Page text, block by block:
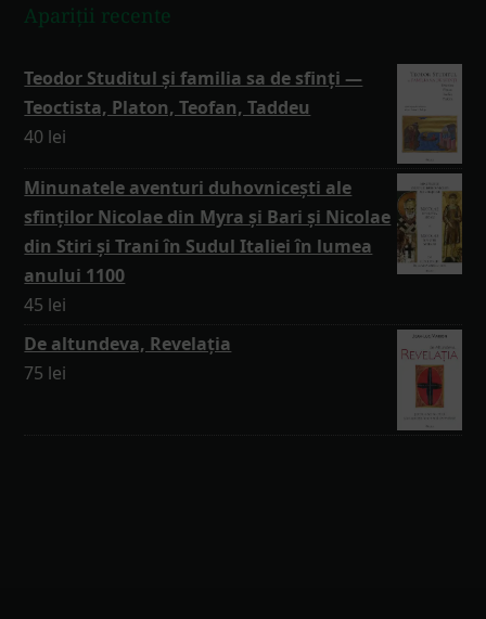
Apariții recente
Teodor Studitul și familia sa de sfinți —
Teoctista, Platon, Teofan, Taddeu
40 lei
Minunatele aventuri duhovnicești ale
sfinților Nicolae din Myra și Bari și Nicolae
din Stiri și Trani în Sudul Italiei în lumea
anului 1100
45 lei
De altundeva, Revelația
75 lei